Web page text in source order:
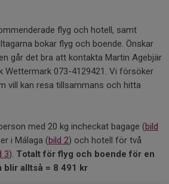
flyg och hotell, samt
bokar flyg och boende. Önskar
går det bra att kontakta Martin Agebjär
Wettermark 073-4129421. Vi försöker
vill kan resa tillsammans och hitta
med 20 kg incheckat bagage (bild
i Málaga (bild 2) och hotell för två
3). Totalt för flyg och boende för en
blir alltså = 8 491 kr